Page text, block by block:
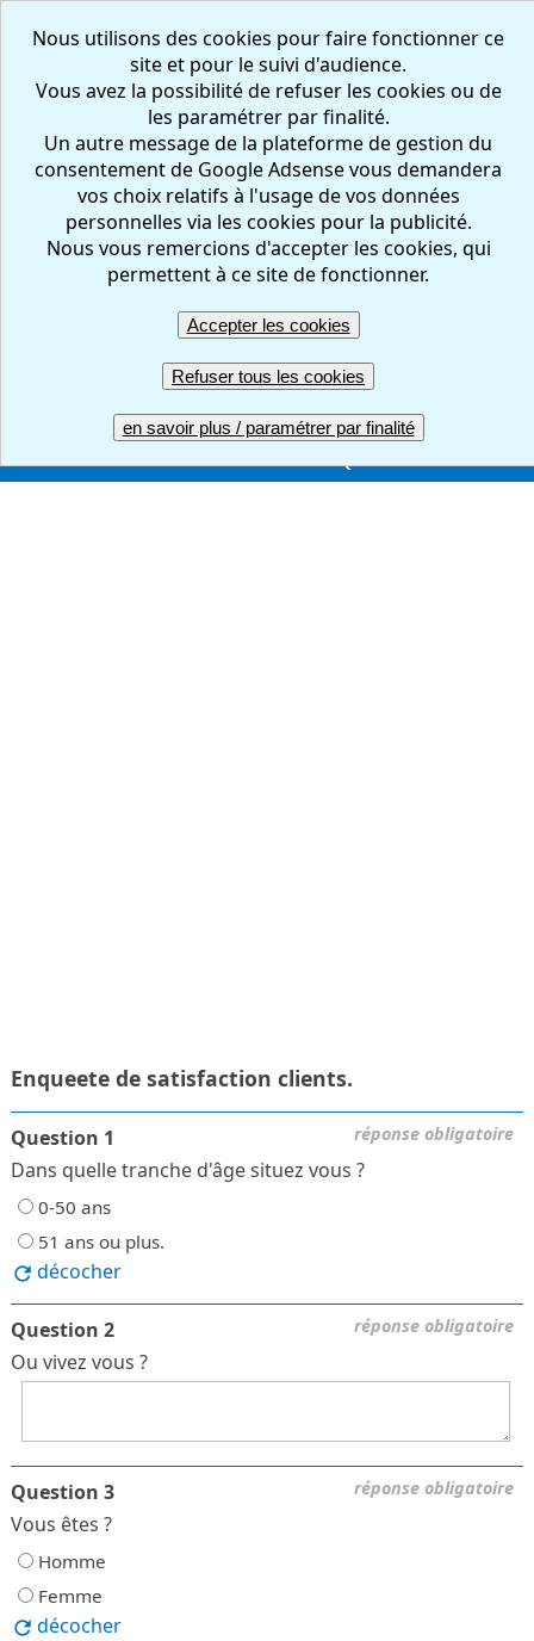
Nous utilisons des cookies pour faire fonctionner ce
site et pour le suivi d'audience.
Vous avez la possibilité de refuser les cookies ou de
les paramétrer par finalité.
Un autre message de la plateforme de gestion du
consentement de Google Adsense vous demandera
vos choix relatifs à l'usage de vos données
personnelles via les cookies pour la publicité.
Nous vous remercions d'accepter les cookies, qui
permettent à ce site de fonctionner.
Accepter les cookies
Refuser tous les cookies
en savoir plus / paramétrer par finalité
CREER REPONDRE
RESULTATS
GERER
COMPTE PRO UNE QUESTION ?
Enqueete de satisfaction clients.
réponse obligatoire
Question 1
Dans quelle tranche d'âge situez vous ?
0-50 ans
51 ans ou plus.
décocher
réponse obligatoire
Question 2
Ou vivez vous ?
réponse obligatoire
Question 3
Vous êtes ?
Homme
Femme
décocher